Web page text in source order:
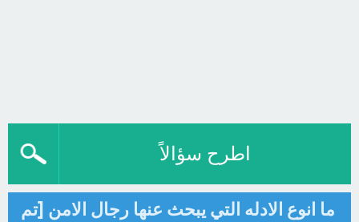
اطرح سؤالاً
ما انوع الادله التي يبحث عنها رجال الامن [تم